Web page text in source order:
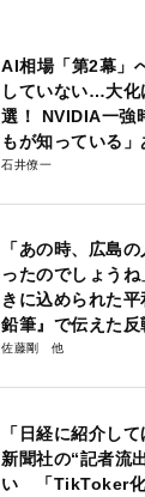
AI相場「第2幕」
していない…大化
選！ NVIDIA一強
もが知っている
石井僚一
「あの時、広島
ったのでしょう
きに込められた
鉛筆』で伝えた
佐藤剛
「日経に紹介し
新聞社の“記者流
い 「TikToker化